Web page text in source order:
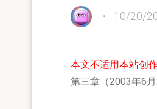
10/20/
本文不适用本站创
第三章（2003年6月